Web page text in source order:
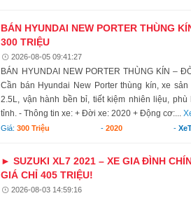
BÁN HYUNDAI NEW PORTER THÙNG
300 TRIỆU
2026-08-05 09:41:27
BÁN HYUNDAI NEW PORTER THÙNG KÍN –
Cần bán Hyundai New Porter thùng kín, xe
2.5L, vận hành bền bỉ, tiết kiệm nhiên liệu,
tỉnh. - Thông tin xe: + Đời xe: 2020 + Động cơ:...
Giá:300 Triệu -2020 -
► SUZUKI XL7 2021 – XE GIA ĐÌNH
GIÁ CHỈ 405 TRIỆU!
2026-08-03 14:59:16